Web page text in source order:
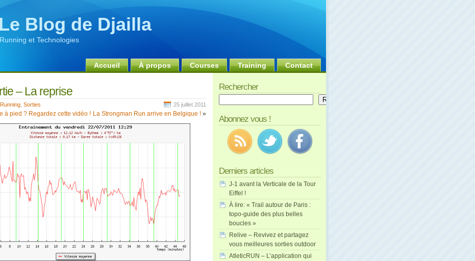
Le Blog de Djailla
Running et Technologies
Accueil À propos Courses Training Contact
– La reprise
Running Sorties 25 juillet 2011
à pied ? Regardez cette vidéo ! La Strongman Run arrive en Belgique ! »
Rechercher
Rechercher
Abonnez vous !
Derniers articles
J-1 avant la Verticale de la Tour
Eiffel !
À lire: « Trail autour de Paris :
topo-guide des plus belles
boucles »
Relive – Revivez et partagez
vous meilleures sorties outdoor
AtleticRUN – L’application qui